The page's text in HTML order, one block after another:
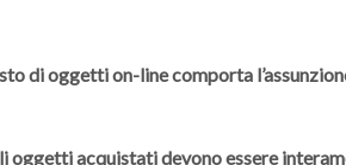
di oggetti on-line comporta
oggetti acquistati devono essere